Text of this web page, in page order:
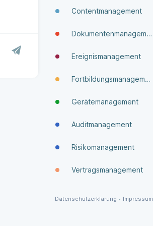
Contentmanagement
Dokumenten­manage­ment
Ereignismanagement
Fortbildungsmanagement
Gerätemanagement
Auditmanagement
Risikomanagement
Vertragsmanagement
Datenschutzerklärung • Impressum